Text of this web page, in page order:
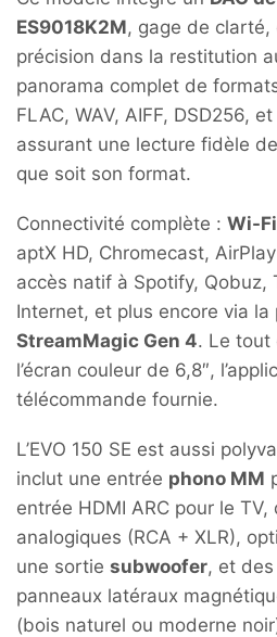
ES9018K2M, gage de
précision dans la restitution
panorama complet de
FLAC, WAV, AIFF, DSD256,
assurant une lecture fidèle
que soit son format.
Connectivité complète : Wi-Fi
aptX HD, Chromecast,
accès natif à Spotify, Qobuz,
Internet, et plus encore via la
StreamMagic Gen 4. Le tout
l’écran couleur de 6,8″,
télécommande fournie.
L’EVO 150 SE est aussi
inclut une entrée phono MM
entrée HDMI ARC pour le
analogiques (RCA + XLR),
une sortie subwoofer, et
panneaux latéraux
(bois naturel ou moderne